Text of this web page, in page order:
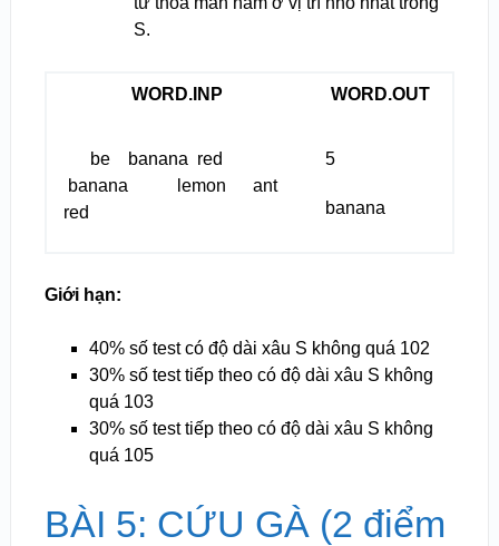
S.
WORD.INP WORD.OUT
be banana red
banana lemon ant
red
5
banana
Giới hạn:
40% số test có độ dài xâu S không quá 102
30% số test tiếp theo có độ dài xâu S không
quá 103
30% số test tiếp theo có độ dài xâu S không
quá 105
BÀI 5: CỨU GÀ (2 điểm